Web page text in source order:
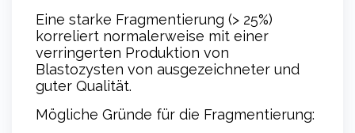
Eine starke Fragmentierung (> 25%)
korreliert normalerweise mit einer
verringerten Produktion von
Blastozysten von ausgezeichneter und
guter Qualität.
Mögliche Gründe für die Fragmentierung: